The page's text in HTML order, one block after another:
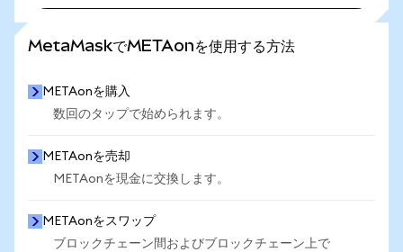
MetaMaskでMETAonを使用する方法
METAonを購入
数回のタップで始められます。
METAonを売却
METAonを現金に交換します。
METAonをスワップ
ブロックチェーン間およびブロックチェーン上で